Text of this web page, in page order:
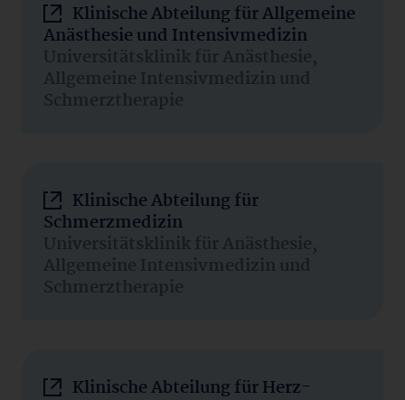
Klinische Abteilung für Allgemeine
Anästhesie und Intensivmedizin
Universitätsklinik für Anästhesie,
Allgemeine Intensivmedizin und
Schmerztherapie
Klinische Abteilung für
Schmerzmedizin
Universitätsklinik für Anästhesie,
Allgemeine Intensivmedizin und
Schmerztherapie
Klinische Abteilung für Herz-